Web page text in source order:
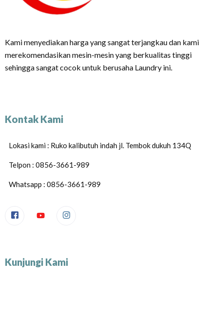
Kami menyediakan harga yang sangat terjangkau dan kami
merekomendasikan mesin-mesin yang berkualitas tinggi
sehingga sangat cocok untuk berusaha Laundry ini.
Kontak Kami
Lokasi kami : Ruko kalibutuh indah jl. Tembok dukuh 134Q
Telpon : 0856-3661-989
Whatsapp : 0856-3661-989
Kunjungi Kami